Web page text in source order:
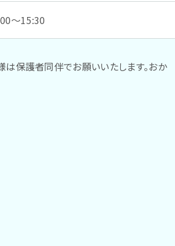
～15:30
保護者同伴でお願いいたします。おか